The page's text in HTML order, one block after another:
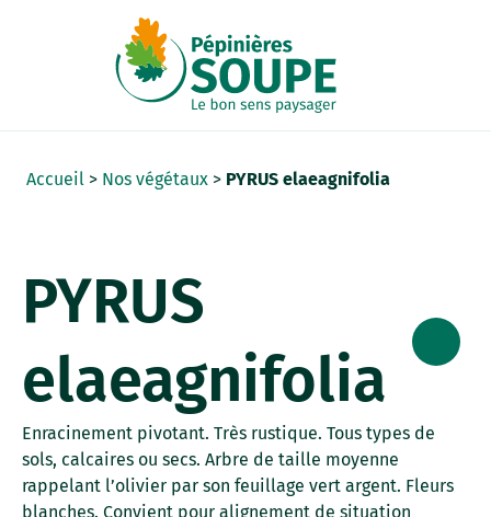
Accueil > Nos végétaux > PYRUS elaeagnifolia
PYRUS
elaeagnifolia
Enracinement pivotant. Très rustique. Tous types de
sols, calcaires ou secs. Arbre de taille moyenne
rappelant l’olivier par son feuillage vert argent. Fleurs
blanches. Convient pour alignement de situation